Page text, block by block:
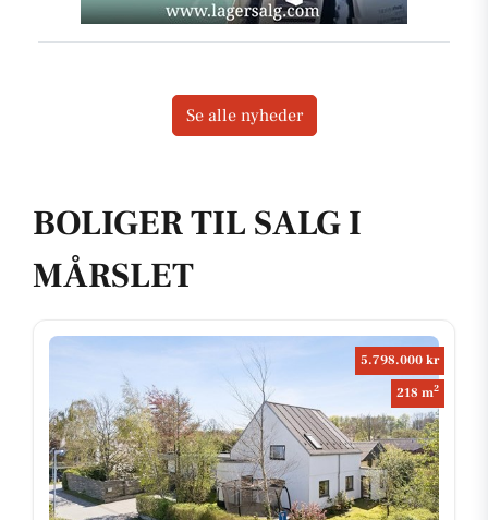
Se alle nyheder
BOLIGER TIL SALG I
MÅRSLET
5.798.000 kr
218 m2